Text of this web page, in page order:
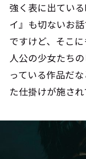
強く表に出てい
イ』も切ないお
ですけど、そこ
人公の少女たち
っている作品だ
た仕掛けが施さ